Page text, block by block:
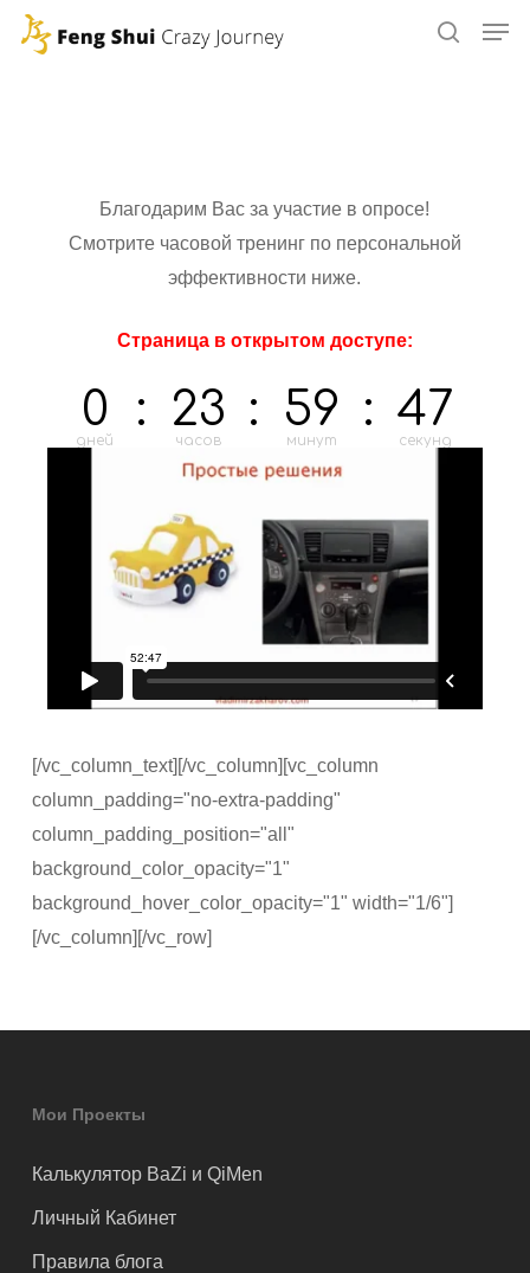
Skip
Благодарим Вас за участие в опросе!
Смотрите часовой тренинг по персональной
эффективности ниже.
Страница в открытом доступе:
0
дней
: 23
часов
: 59
минут
: 47
секунд
[/vc_column_text][/vc_column][vc_column
column_padding="no-extra-padding"
column_padding_position="all"
background_color_opacity="1"
background_hover_color_opacity="1" width="1/6"]
[/vc_column][/vc_row]
Мои Проекты
Калькулятор BaZi и QiMen
Личный Кабинет
Правила блога